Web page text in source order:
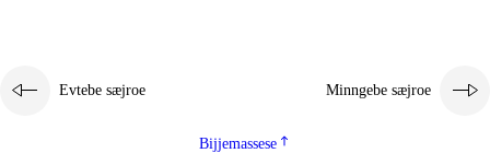
Evtebe sæjroe Minngebe sæjroe
Bijjemassese